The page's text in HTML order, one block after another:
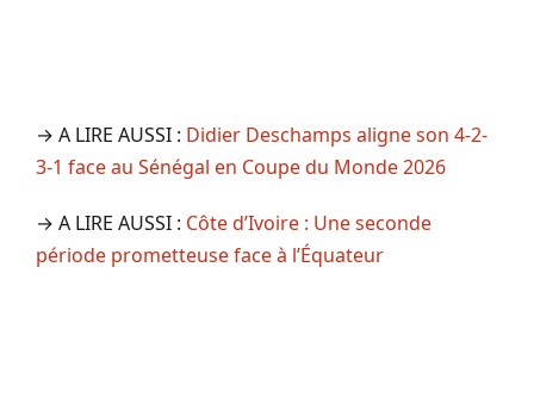
→ A LIRE AUSSI : Didier Deschamps aligne son 4-2-
3-1 face au Sénégal en Coupe du Monde 2026
→ A LIRE AUSSI : Côte d’Ivoire : Une seconde
période prometteuse face à l’Équateur